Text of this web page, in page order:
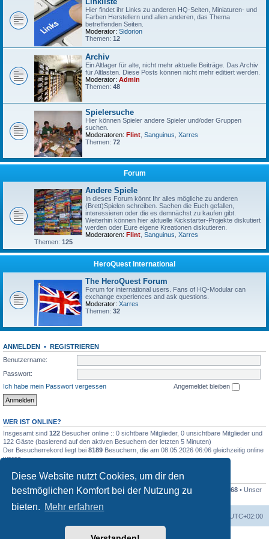
Diese Website nutzt Cookies, um dir den
bestmöglichen Komfort bei der Nutzung zu
bieten. Mehr erfahren
Hier findet ihr Links zu anderen HQ-Seiten, Miniaturen- und
Farben Herstellern und allen anderen, das Thema
betreffenden Seiten.
Moderator: Sidorion
Themen: 12
Archiv
Ein Altlager für alte, nicht mehr aktuelle Beiträge. Das Archiv
für Altlasten. Diese Posts können nicht mehr editiert werden.
Moderator: Admin
Themen: 48
Spielersuche
Hier können Spieler andere Spieler und/oder Gruppen
suchen.
Moderatoren: Flint Sanguinus Xarres
Themen: 72
Forum
Andere Spiele
In dieses Forum könnt Ihr alles mögliche zu anderen
(Brett)Spielen schreiben. Sachen die Euch gefallen,
interessieren oder die es demnächst zu kaufen gibt.
Weiterhin können hier aktuelle Kickstarter-Projekte diskutiert
werden oder Eure eigene Kreationen diskutieren.
Moderatoren: Flint Sanguinus Xarres
Themen: 125
HeroQuest International
The HeroQuest Forum
Forum for international users. Fans of HQ-Modular can
exchange experiences and ask questions.
Moderator: Xarres
Themen: 32
ANMELDEN • REGISTRIEREN
Benutzername:
Passwort:
Ich habe mein Passwort vergessen
Angemeldet bleiben
WER IST ONLINE?
Insgesamt sind 122 Besucher online :: 0 sichtbare Mitglieder, 0 unsichtbare Mitglieder und
122 Gäste (basierend auf den aktiven Besuchern der letzten 5 Minuten)
Der Besucherrekord liegt bei 8189 Besuchern, die am 08.05.2026 06:06 gleichzeitig online
waren.
STATISTIK
Beiträge insgesamt41259• Themen insgesamt 1169• Mitglieder insgesamt 1268 • Unser
neuestes Mitglied:
UTC+02:00
Powered byphpBB® Forum Software © phpBB Limited